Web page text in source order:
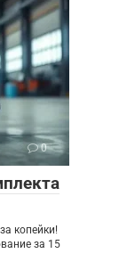
0
копейки!
за 15